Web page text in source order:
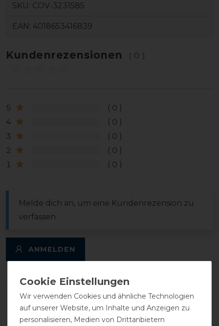
SKU: COV-3231585
EAN: 4018653416839
Kundenrezensionen (0)
5
0
4
0
3
0
2
0
1
0
Melde dich an, um eine Kundenrezension zu
verfassen.
ANMELDEN
DETAILS ZUR PRODUKTSICHERHEIT
Wir verwenden Cookies und ähnliche Technologien
auf unserer Website, um Inhalte und Anzeigen zu
personalisieren, Medien von Drittanbietern